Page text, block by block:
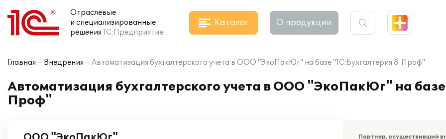
Отраслевые
и специализированные
решения 1С:Предприятие
Каталог О продукции
Главная Внедрения Автоматизация бухгалтерского учета в ООО "ЭкоПакЮг" на базе "1С:Бухгалтерия 8. Проф"
Автоматизация бухгалтерского учета в ООО "ЭкоПакЮг" на
Проф"
Партнер, осуществивший